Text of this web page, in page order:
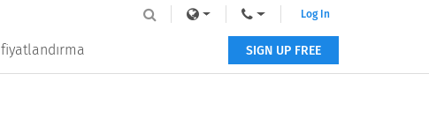
fiyatlandırma
Log In
SIGN UP FREE